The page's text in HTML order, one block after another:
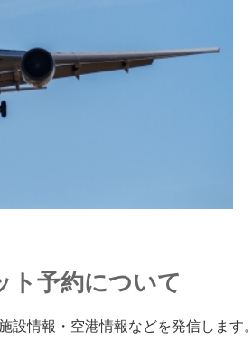
ト予約について
情報・空港情報などを発信します。